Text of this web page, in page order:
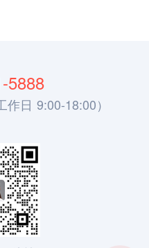
5888
日 9:00-18:00）